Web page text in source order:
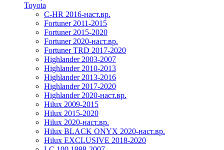
Toyota
C-HR 2016-наст.вр.
Fortuner 2011-2015
Fortuner 2015-2020
Fortuner 2020-наст.вр.
Fortuner TRD 2017-2020
Highlander 2003-2007
Highlander 2010-2013
Highlander 2013-2016
Highlander 2017-2020
Highlander 2020-наст.вр.
Hilux 2009-2015
Hilux 2015-2020
Hilux 2020-наст.вр.
Hilux BLACK ONYX 2020-наст.вр.
Hilux EXCLUSIVE 2018-2020